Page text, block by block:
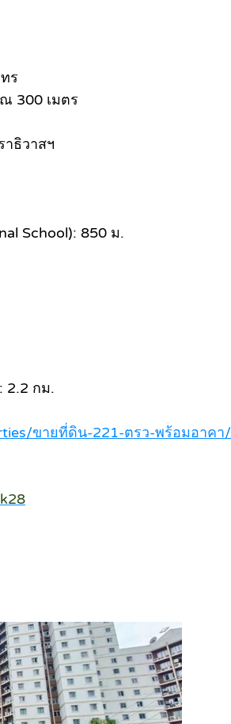
ร
300 เมตร
ธิวาสฯ
School): 850 ม.
2.2 กม.
ขายที่ดิน-221-ตรว-พร้อมอาคา/